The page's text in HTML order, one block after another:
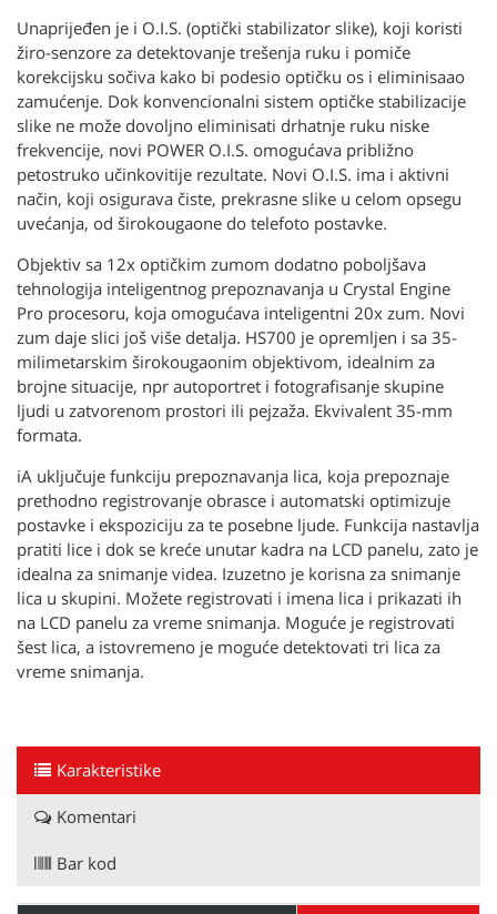
Unaprijeđen je i O.I.S. (optički stabilizator slike), koji koristi
žiro-senzore za detektovanje trešenja ruku i pomiče
korekcijsku sočiva kako bi podesio optičku os i eliminisaao
zamućenje. Dok konvencionalni sistem optičke stabilizacije
slike ne može dovoljno eliminisati drhatnje ruku niske
frekvencije, novi POWER O.I.S. omogućava približno
petostruko učinkovitije rezultate. Novi O.I.S. ima i aktivni
način, koji osigurava čiste, prekrasne slike u celom opsegu
uvećanja, od širokougaone do telefoto postavke.
Objektiv sa 12x optičkim zumom dodatno poboljšava
tehnologija inteligentnog prepoznavanja u Crystal Engine
Pro procesoru, koja omogućava inteligentni 20x zum. Novi
zum daje slici još više detalja. HS700 je opremljen i sa 35-
milimetarskim širokougaonim objektivom, idealnim za
brojne situacije, npr autoportret i fotografisanje skupine
ljudi u zatvorenom prostori ili pejzaža. Ekvivalent 35-mm
formata.
iA uključuje funkciju prepoznavanja lica, koja prepoznaje
prethodno registrovanje obrasce i automatski optimizuje
postavke i ekspoziciju za te posebne ljude. Funkcija nastavlja
pratiti lice i dok se kreće unutar kadra na LCD panelu, zato je
idealna za snimanje videa. Izuzetno je korisna za snimanje
lica u skupini. Možete registrovati i imena lica i prikazati ih
na LCD panelu za vreme snimanja. Moguće je registrovati
šest lica, a istovremeno je moguće detektovati tri lica za
vreme snimanja.
Karakteristike
Komentari
Bar kod